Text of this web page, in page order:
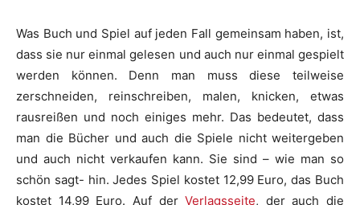
Was Buch und Spiel auf jeden Fall gemeinsam haben, ist,
dass sie nur einmal gelesen und auch nur einmal gespielt
werden können. Denn man muss diese teilweise
zerschneiden, reinschreiben, malen, knicken, etwas
rausreißen und noch einiges mehr. Das bedeutet, dass
man die Bücher und auch die Spiele nicht weitergeben
und auch nicht verkaufen kann. Sie sind – wie man so
schön sagt- hin. Jedes Spiel kostet 12,99 Euro, das Buch
kostet 14,99 Euro. Auf derVerlagsseite, der auch die